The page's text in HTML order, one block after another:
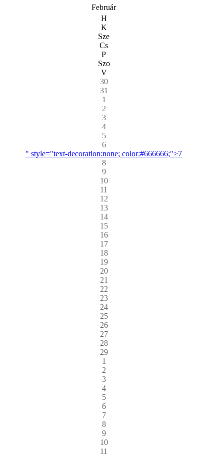
Február
H
K
Sze
Cs
P
Szo
V
30
31
1
2
3
4
5
6
" style="text-decoration:none; color:#666666;">7
8
9
10
11
12
13
14
15
16
17
18
19
20
21
22
23
24
25
26
27
28
29
1
2
3
4
5
6
7
8
9
10
11